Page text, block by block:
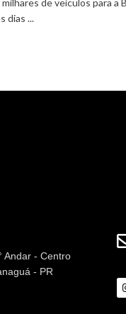
de veículos para a
dias ...
Andar - Centro
- PR